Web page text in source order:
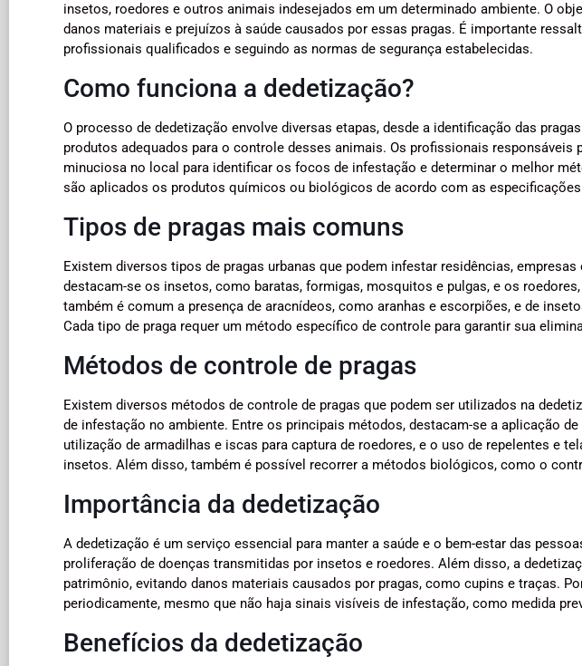
insetos, roedores e outros animais indesejados em um determinado ambiente. O
danos materiais e prejuízos à saúde causados por essas pragas. É importante
profissionais qualificados e seguindo as normas de segurança estabelecidas.
Como funciona a dedetização?
O processo de dedetização envolve diversas etapas, desde a identificação das
produtos adequados para o controle desses animais. Os profissionais responsáveis
minuciosa no local para identificar os focos de infestação e determinar o melhor
são aplicados os produtos químicos ou biológicos de acordo com as
Tipos de pragas mais comuns
Existem diversos tipos de pragas urbanas que podem infestar residências,
destacam-se os insetos, como baratas, formigas, mosquitos e pulgas, e os
também é comum a presença de aracnídeos, como aranhas e escorpiões, e de
Cada tipo de praga requer um método específico de controle para garantir sua
Métodos de controle de pragas
Existem diversos métodos de controle de pragas que podem ser utilizados na
de infestação no ambiente. Entre os principais métodos, destacam-se a aplicação
utilização de armadilhas e iscas para captura de roedores, e o uso de repelentes e
insetos. Além disso, também é possível recorrer a métodos biológicos, como o
Importância da dedetização
A dedetização é um serviço essencial para manter a saúde e o bem-estar das
proliferação de doenças transmitidas por insetos e roedores. Além disso, a
patrimônio, evitando danos materiais causados por pragas, como cupins e traças.
periodicamente, mesmo que não haja sinais visíveis de infestação, como medida
Benefícios da dedetização